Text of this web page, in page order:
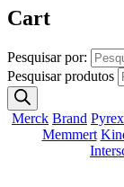
Cart
Pesquisar por:
Pesquisar produtos
Merck Brand
Memmert